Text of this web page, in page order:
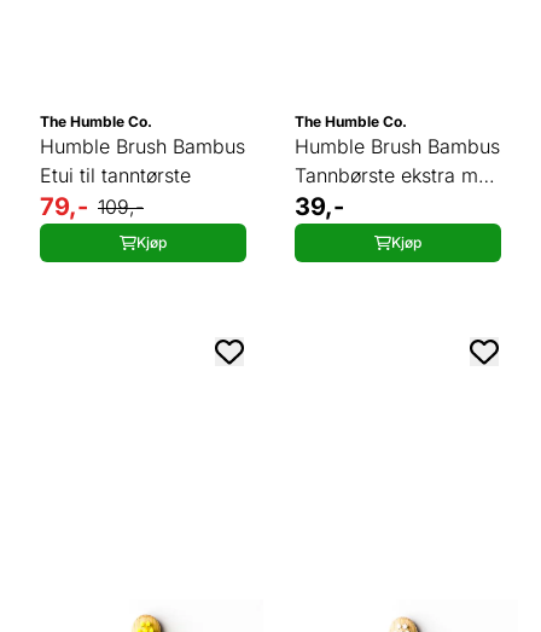
The Humble Co.
Humble Brush Bambus
Etui til tanntørste
79,- 109,-
Kjøp
The Humble Co.
Humble Brush Bambus
Tannbørste ekstra myk
BLÅ
39,-
Kjøp